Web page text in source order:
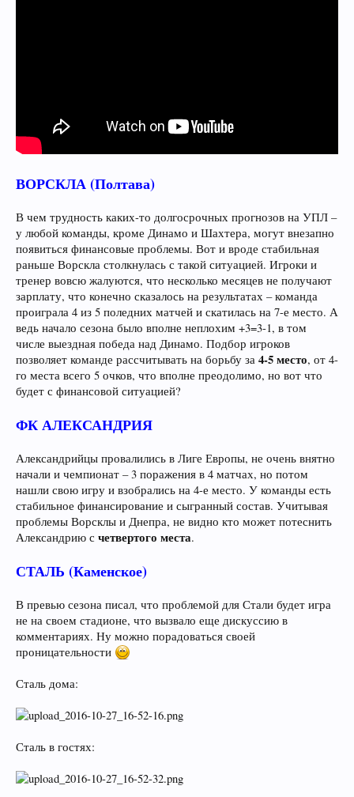
ВОРСКЛА (Полтава)
В чем трудность каких-то долгосрочных прогнозов на УПЛ –
у любой команды, кроме Динамо и Шахтера, могут внезапно
появиться финансовые проблемы. Вот и вроде стабильная
раньше Ворскла столкнулась с такой ситуацией. Игроки и
тренер вовсю жалуются, что несколько месяцев не получают
зарплату, что конечно сказалось на результатах – команда
проиграла 4 из 5 поледних матчей и скатилась на 7-е место. А
ведь начало сезона было вполне неплохим +3=3-1, в том
числе выездная победа над Динамо. Подбор игроков
позволяет команде рассчитывать на борьбу за 4-5 место, от 4-
го места всего 5 очков, что вполне преодолимо, но вот что
будет с финансовой ситуацией?
ФК АЛЕКСАНДРИЯ
Александрийцы провалились в Лиге Европы, не очень внятно
начали и чемпионат – 3 поражения в 4 матчах, но потом
нашли свою игру и взобрались на 4-е место. У команды есть
стабильное финансирование и сыгранный состав. Учитывая
проблемы Ворсклы и Днепра, не видно кто может потеснить
Александрию с четвертого места.
СТАЛЬ (Каменское)
В превью сезона писал, что проблемой для Стали будет игра
не на своем стадионе, что вызвало еще дискуссию в
комментариях. Ну можно порадоваться своей
проницательности
Сталь дома:
Сталь в гостях: